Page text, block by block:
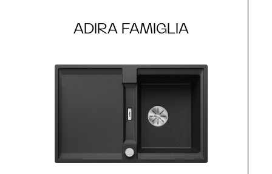
ADIRA FAMIGLIA